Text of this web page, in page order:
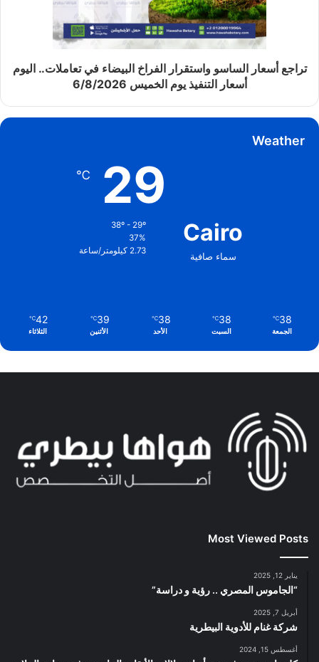
تراجع أسعار الساسو واستقرار الفراخ البيضاء في تعاملات.. اليوم
أسعار التنفيذ يوم الخميس 6/8/2026
Weather
Cairo
سماء صافية
29
℃
37%
2.73 كيلومتر/ساعة
38
℃
الجمعة
38
℃
السبت
38
℃
الأحد
39
℃
الأثنين
42
℃
الثلاثاء
Most Viewed Posts
يناير 12, 2025
“الجاموس المصري .. رؤية و دراسة”
أبريل 7, 2025
شركة غنام للأدوية البيطرية
أغسطس 15, 2024